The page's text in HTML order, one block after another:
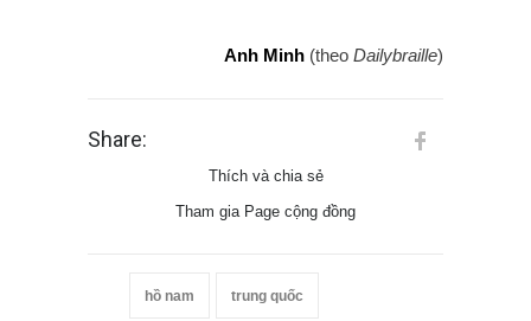
Anh Minh (theo Dailybraille)
Share:
Thích và chia sẻ
Tham gia Page cộng đồng
hồ nam trung quốc